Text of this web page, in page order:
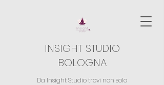
INSIGHT STUDIO
BOLOGNA
Da Insight Studio trovi non solo